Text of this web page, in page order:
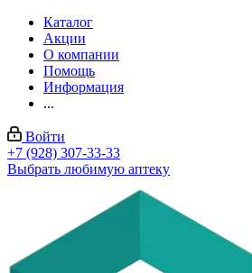
Каталог
Акции
О компании
Помощь
Информация
...
Войти
+7 (928) 307-33-33
Выбрать любимую аптеку